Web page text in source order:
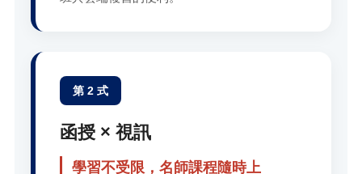
第 2 式
函授 × 視訊
學習不受限，名師課程隨時上